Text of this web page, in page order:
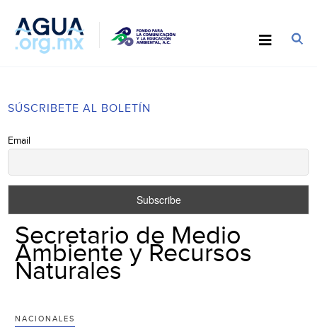
SÚSCRIBETE AL BOLETÍN
Email
Secretario de Medio
Ambiente y Recursos
Naturales
NACIONALES